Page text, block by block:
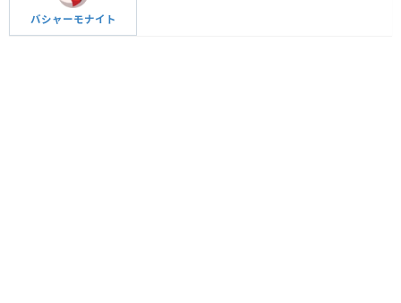
バシャーモナイト